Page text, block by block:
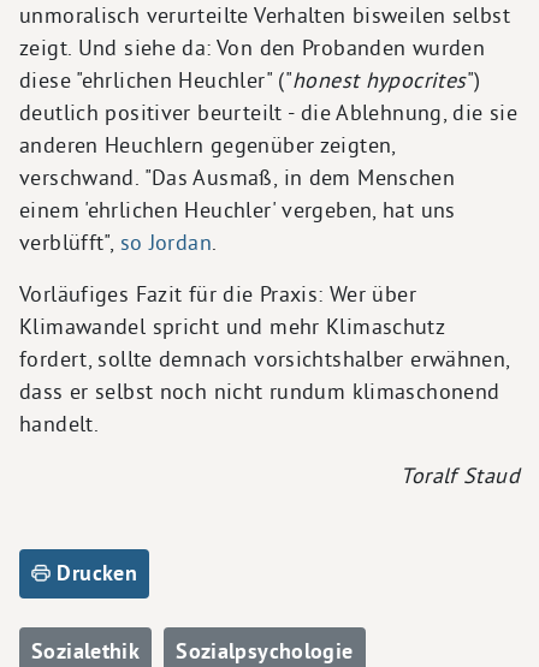
unmoralisch verurteilte Verhalten bisweilen selbst
zeigt. Und siehe da: Von den Probanden wurden
diese "ehrlichen Heuchler" ("honest hypocrites")
deutlich positiver beurteilt - die Ablehnung, die sie
anderen Heuchlern gegenüber zeigten,
verschwand. "Das Ausmaß, in dem Menschen
einem 'ehrlichen Heuchler' vergeben, hat uns
verblüfft", so Jordan.
Vorläufiges Fazit für die Praxis: Wer über
Klimawandel spricht und mehr Klimaschutz
fordert, sollte demnach vorsichtshalber erwähnen,
dass er selbst noch nicht rundum klimaschonend
handelt.
Toralf Staud
Drucken
Sozialethik Sozialpsychologie